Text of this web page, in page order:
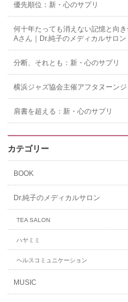
優先順位：新・心のサプリ
何十年たっても消えない記憶と向
Aさん｜Dr.純子のメディカルサロ
分断、それとも：新・心のサプリ
横浜ジャズ協会主催アフタヌーン
肩書を超える：新・心のサプリ
カテゴリー
BOOK
Dr.純子のメディカルサロン
TEA SALON
ハヤミミ
ヘルスコミュニケーション
MUSIC